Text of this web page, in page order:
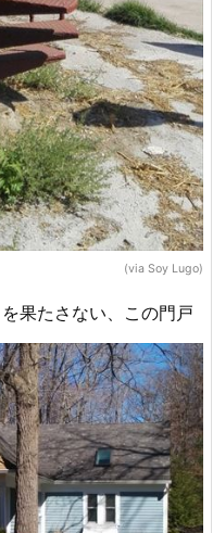
(via Soy Lugo)
果たさない、この門戸